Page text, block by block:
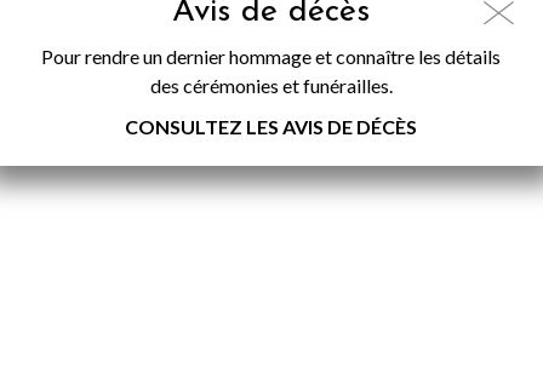
Avis de décès
Pour rendre un dernier hommage et connaître les détails
des cérémonies et funérailles.
CONSULTEZ LES AVIS DE DÉCÈS